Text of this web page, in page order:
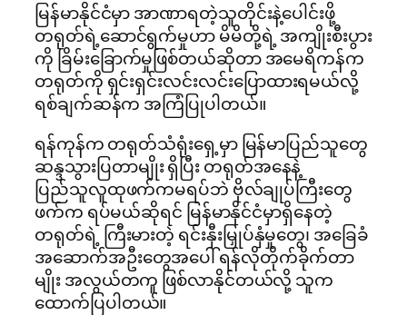
မြန်မာနိုင်ငံမှာ အာဏာရတဲ့သူတိုင်းနဲ့ပေါင်းဖို့
တရုတ်ရဲ့ဆောင်ရွက်မှုဟာ မိမိတို့ရဲ့ အကျိုးစီးပွား
ကို ခြိမ်းခြောက်မှုဖြစ်တယ်ဆိုတာ အမေရိကန်က
တရုတ်ကို ရှင်းရှင်းလင်းလင်းပြောထားရမယ်လို့
ရစ်ချက်ဆန်က အကြံပြုပါတယ်။
ရန်ကုန်က တရုတ်သံရုံးရှေ့မှာ မြန်မာပြည်သူတွေ
ဆန္ဒသွားပြတာမျိုး ရှိပြီး တရုတ်အနေနဲ့
ပြည်သူလူထုဖက်ကမရပ်ဘဲ ဗိုလ်ချုပ်ကြီးတွေ
ဖက်က ရပ်မယ်ဆိုရင် မြန်မာနိုင်ငံမှာရှိနေတဲ့
တရုတ်ရဲ့ ကြီးမားတဲ့ ရင်းနှီးမြှုပ်နှံမှုတွေ၊ အခြေခံ
အဆောက်အဦးတွေအပေါ် ရန်လိုတိုက်ခိုက်တာ
မျိုး အလွယ်တကူ ဖြစ်လာနိုင်တယ်လို့ သူက
ထောက်ပြပါတယ်။